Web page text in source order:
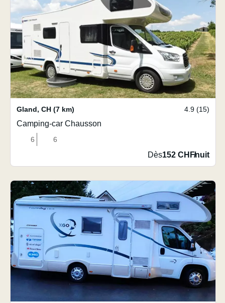
Gland, CH (7 km) 4.9 (15)
Camping-car Chausson
6 6
Dès152 CHF/nuit